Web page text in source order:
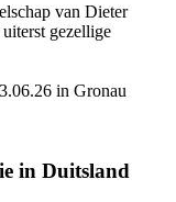
van Dieter
gezellige
in Duitsland